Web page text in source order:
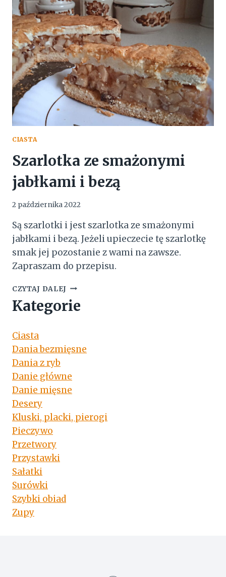
POŁÓWKAMI
JABŁEK
CIASTA
Szarlotka ze smażonymi
jabłkami i bezą
2 października 2022
Są szarlotki i jest szarlotka ze smażonymi
jabłkami i bezą. Jeżeli upieczecie tę szarlotkę
smak jej pozostanie z wami na zawsze.
Zapraszam do przepisu.
CZYTAJ DALEJ SZARLOTKA
SMAŻONYMI
Kategorie
Ciasta
Dania bezmięsne
Dania z ryb
Danie główne
Danie mięsne
Desery
Kluski, placki, pierogi
Pieczywo
Przetwory
Przystawki
Sałatki
Surówki
Szybki obiad
Zupy